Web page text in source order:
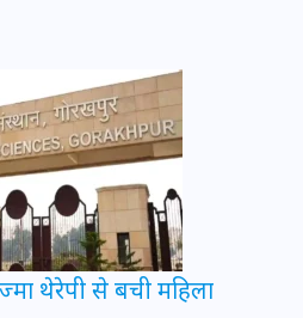
थेरेपी से बची महिला